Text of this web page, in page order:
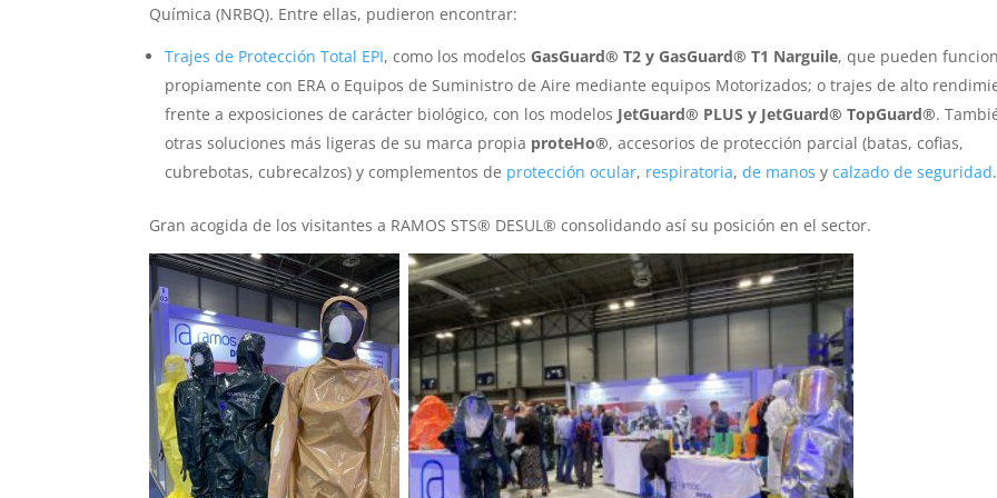
Química (NRBQ). Entre ellas, pudieron encontrar:
Trajes de Protección Total EPI, como los modelos GasGuard® T2 y GasGuard® T1 Narguile, que pueden
propiamente con ERA o Equipos de Suministro de Aire mediante equipos Motorizados; o trajes de alto
frente a exposiciones de carácter biológico, con los modelos JetGuard® PLUS y JetGuard® TopGuard®.
otras soluciones más ligeras de su marca propia proteHo®, accesorios de protección parcial (batas, cofias,
cubrebotas, cubrecalzos) y complementos de protección ocular, respiratoria,de manos ycalzado de seguridad.
Gran acogida de los visitantes a RAMOS STS® DESUL® consolidando así su posición en el sector.